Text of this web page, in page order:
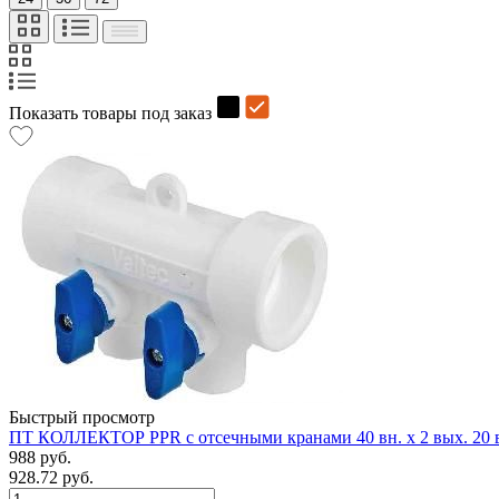
Показать товары под заказ
Быстрый просмотр
ПТ КОЛЛЕКТОР PPR с отсечными кранами 40 вн. х 2 вых. 20
988 руб.
928.72 руб.